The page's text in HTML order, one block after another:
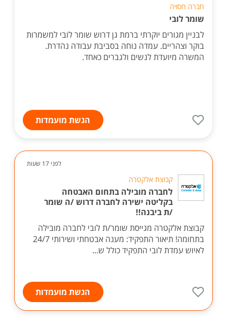
חברה חסויה
שומר לובי
לבניין מגורים יוקרתי ברמת גן דרוש שומר לובי למשמרות
בוקר וצהריים. עמדה נוחה בסביבת עבודה נהדרת.
המשרה מיועדת לנשים ולגברים כאחד.
הגשת מועמדות
לפני 17 שעות
קבוצת אלקטרה
לחברה מובילה בתחום האבטחה
בקליטה ישירה לחברה דרוש /ה שומר
/ת ביבנה!!
קבוצת אלקטרה מגייסת שומר/ת לובי לחברה מובילה
בתחומה! תיאור התפקיד: מענה אבטחתי ושירותי 24/7
לאיוש עמדת לובי התפקיד כולל ש...
הגשת מועמדות